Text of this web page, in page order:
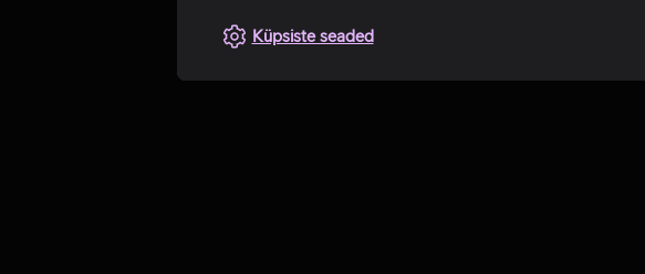
Küpsiste seaded